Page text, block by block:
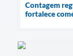
Contagem
fortalece